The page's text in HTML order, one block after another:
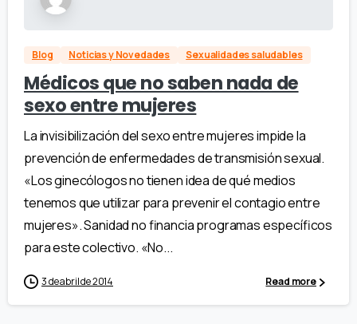
Blog Noticias y Novedades Sexualidades saludables
Médicos que no saben nada de
sexo entre mujeres
La invisibilización del sexo entre mujeres impide la
prevención de enfermedades de transmisión sexual.
«Los ginecólogos no tienen idea de qué medios
tenemos que utilizar para prevenir el contagio entre
mujeres». Sanidad no financia programas específicos
para este colectivo. «No...
3 de abril de 2014 Read more